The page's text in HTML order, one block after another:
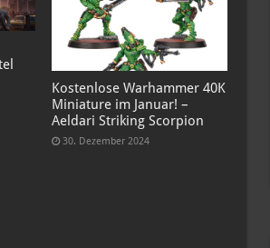
Kostenlose Warhammer 40K
Miniature im Januar! –
Aeldari Striking Scorpion
30. Dezember 2024